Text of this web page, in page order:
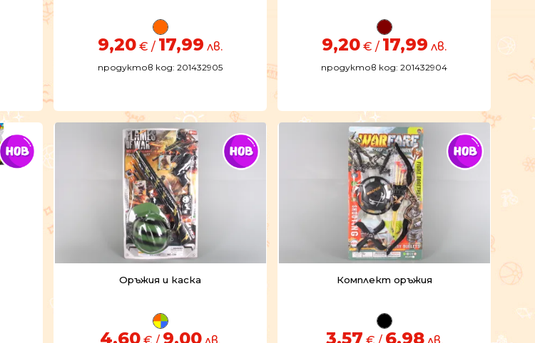
9,20 € / 17,99 лв.
продуктов код: 201432905
9,20 € / 17,99 лв.
продуктов код: 201432904
Оръжия и каска
4,60 9,00
Комплект оръжия
3,57 6,98